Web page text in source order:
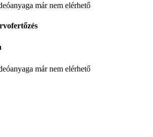
már nem elérhető
már nem elérhető